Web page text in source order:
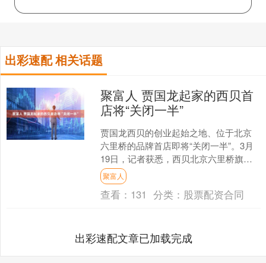
出彩速配 相关话题
聚富人 贾国龙起家的西贝首
店将“关闭一半”
贾国龙西贝的创业起始之地、位于北京
六里桥的品牌首店即将“关闭一半”。3月
19日，记者获悉，西贝北京六里桥旗舰
店将会减少一半面积，但不会完全关
闭。“没接到通知要关....
聚富人
查看： 131 分类： 股票配资合同
出彩速配文章已加载完成